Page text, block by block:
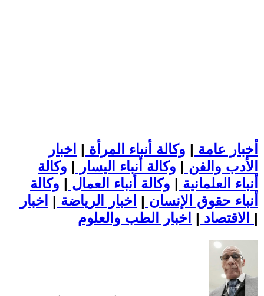
أخبار عامة | وكالة أنباء المرأة | اخبار
الأدب والفن | وكالة أنباء اليسار | وكالة
أنباء العلمانية | وكالة أنباء العمال | وكالة
أنباء حقوق الإنسان | اخبار الرياضة | اخبار
الاقتصاد | |